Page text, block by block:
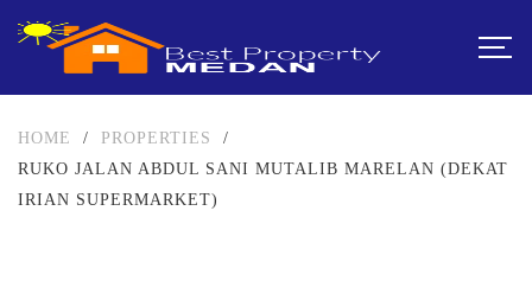
HOME / PROPERTIES
/
RUKO JALAN ABDUL SANI MUTALIB MARELAN (DEKAT
IRIAN SUPERMARKET)